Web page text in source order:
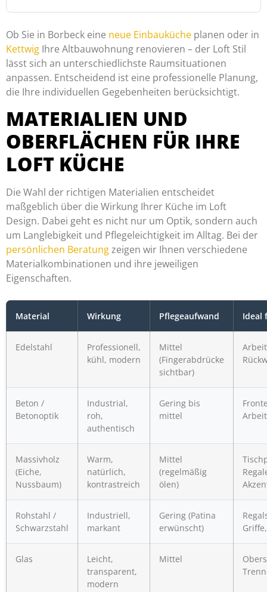
Ob Sie in Borbeck eine neue Einbauküche planen oder in
Kettwig Ihre Altbauwohnung renovieren – der Loft Stil
lässt sich an unterschiedlichste Raumsituationen
anpassen. Entscheidend ist eine professionelle Planung,
die Ihre individuellen Gegebenheiten berücksichtigt.
MATERIALIEN UND
OBERFLÄCHEN FÜR IHRE
LOFT KÜCHE
Die Wahl der richtigen Materialien entscheidet
maßgeblich über die Wirkung Ihrer Küche im Loft
Design. Dabei geht es nicht nur um Optik, sondern auch
um Langlebigkeit und Pflegeleichtigkeit im Alltag. Bei der
persönlichen Beratungzeigen wir Ihnen verschiedene
Materialkombinationen und ihre jeweiligen
Eigenschaften.
Material Wirkung Pflegeaufwand Ideal
Edelstahl
Professionell,
kühl, modern
Mittel
(Fingerabdrücke
sichtbar)
Beton /
Betonoptik
Industrial,
roh,
authentisch
Gering bis
mittel
Massivholz
(Eiche,
Nussbaum)
Warm,
natürlich,
kontrastreich
Mittel
(regelmäßig
ölen)
Rohstahl /
Schwarzstahl
Industriell,
markant
Gering (Patina
erwünscht)
Glas
Leicht,
transparent,
modern
Mittel